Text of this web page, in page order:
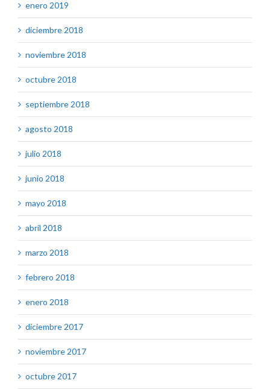
enero 2019
diciembre 2018
noviembre 2018
octubre 2018
septiembre 2018
agosto 2018
julio 2018
junio 2018
mayo 2018
abril 2018
marzo 2018
febrero 2018
enero 2018
diciembre 2017
noviembre 2017
octubre 2017